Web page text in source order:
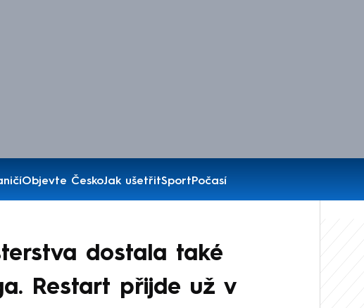
Objevte ČeskoJak ušetřitSportPočasí
dostala také
Restart přijde už v